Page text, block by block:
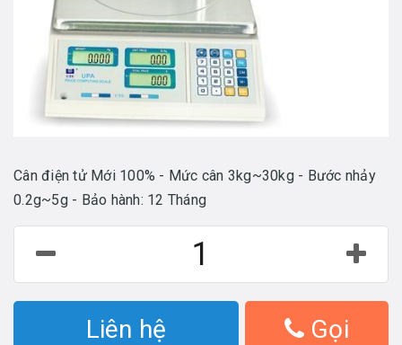
Cân điện tử Mới 100% - Mức cân 3kg~30kg - Bước nhảy
0.2g~5g - Bảo hành: 12 Tháng
Liên hệ Gọi